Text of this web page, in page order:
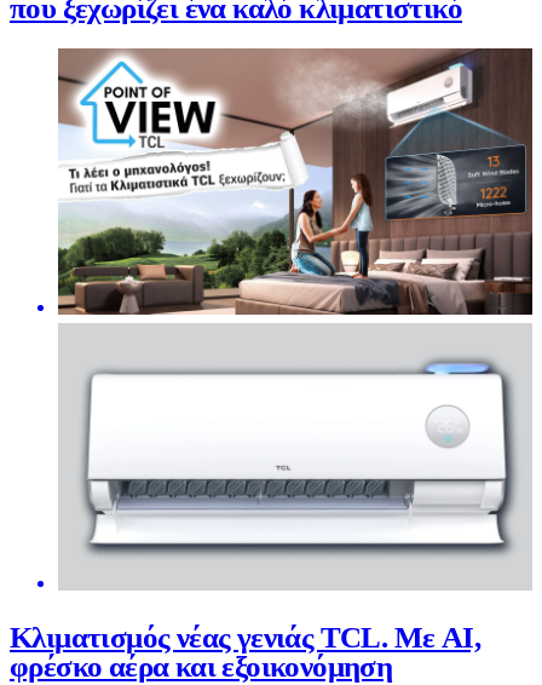
που ξεχωρίζει ένα καλό κλιματιστικό
Κλιματισμός νέας γενιάς TCL. Mε AI,
φρέσκο αέρα και εξοικονόμηση